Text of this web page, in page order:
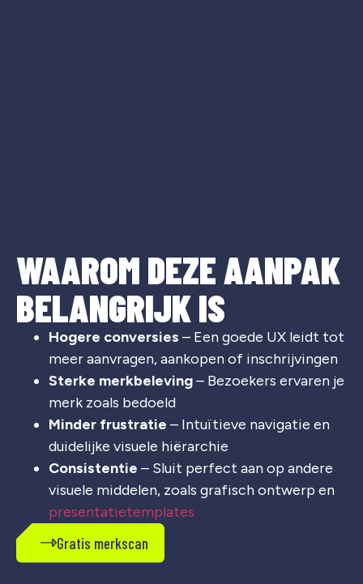
WAAROM DEZE AANPAK
BELANGRIJK IS
Hogere conversies – Een goede UX leidt tot
meer aanvragen, aankopen of inschrijvingen
Sterke merkbeleving– Bezoekers ervaren je
merk zoals bedoeld
Minder frustratie – Intuïtieve navigatie en
duidelijke visuele hiërarchie
Consistentie – Sluit perfect aan op andere
visuele middelen, zoals grafisch ontwerp en
presentatietemplates
Gratis merkscan